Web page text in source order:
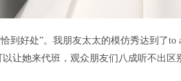
恰到好处”。我朋友太太的模仿秀达到了
让她来代班，观众朋友们八成听不出区